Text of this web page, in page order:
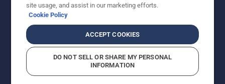
site usage, and assist in our marketing efforts.
Cookie Policy
ACCEPT COOKIES
DO NOT SELL OR SHARE MY PERSONAL
INFORMATION